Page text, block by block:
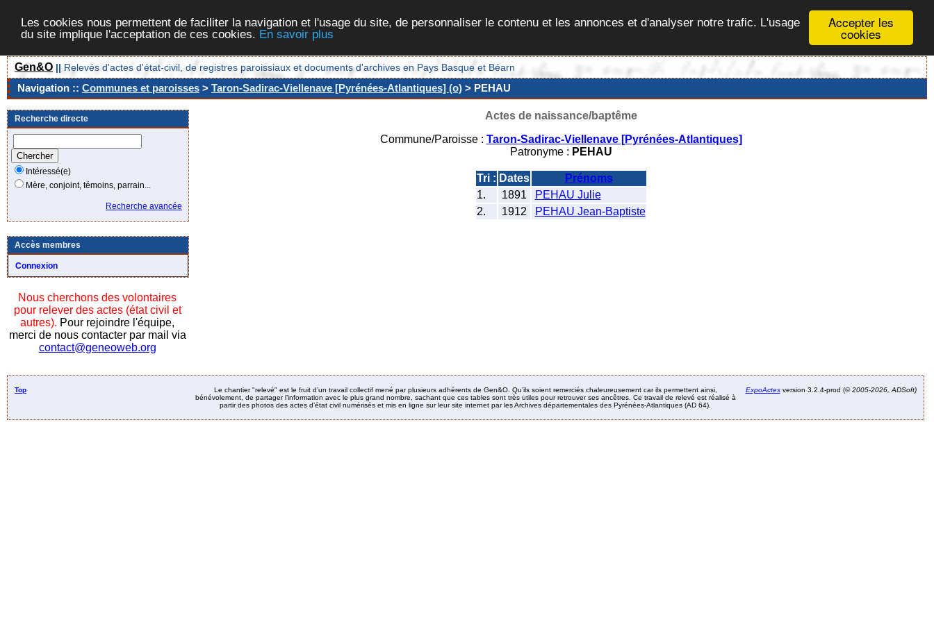
Accepter les
cookies
Les cookies nous permettent de faciliter la navigation et l'usage du site, de personnaliser le contenu et les annonces et d'analyser notre trafic. L'usage
du site implique l'acceptation de ces cookies. En savoir plus
Gen&O || Relevés d'actes d'état-civil, de registres paroissiaux et documents d'archives en Pays Basque et Béarn
Navigation :: Communes et paroisses > Taron-Sadirac-Viellenave [Pyrénées-Atlantiques] (o) > PEHAU
Recherche directe
Intéressé(e)
Mère, conjoint, témoins, parrain...
Recherche avancée
Accès membres
Connexion
Nous cherchons des volontaires
pour relever des actes (état civil et
autres). Pour rejoindre l'équipe,
merci de nous contacter par mail via
contact@geneoweb.org
Actes de naissance/baptême
Commune/Paroisse : Taron-Sadirac-Viellenave [Pyrénées-Atlantiques]
Patronyme : PEHAU
Tri : Dates
Prénoms
1.
1891
PEHAU Julie
2.
1912 PEHAU Jean-Baptiste
Top
Le chantier "relevé" est le fruit d’un travail collectif mené par plusieurs adhérents de Gen&O. Qu’ils soient remerciés chaleureusement car ils permettent ainsi,
bénévolement, de partager l’information avec le plus grand nombre, sachant que ces tables sont très utiles pour retrouver ses ancêtres. Ce travail de relevé est réalisé à
partir des photos des actes d’état civil numérisés et mis en ligne sur leur site internet par les Archives départementales des Pyrénées-Atlantiques (AD 64).
ExpoActesversion 3.2.4-prod (©2005-2026, ADSoft)